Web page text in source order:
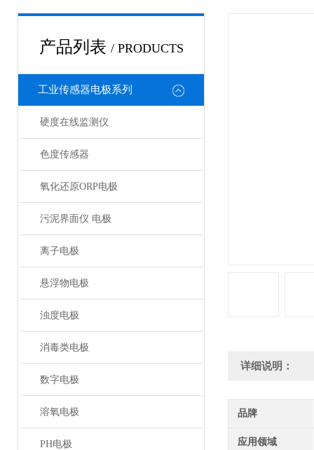
产品列表 / PRODUCTS
工业传感器电极系列
硬度在线监测仪
色度传感器
氧化还原ORP电极
污泥界面仪 电极
离子电极
悬浮物电极
浊度电极
消毒类电极
数字电极
溶氧电极
PH电极
详细说明：
品牌
应用领域